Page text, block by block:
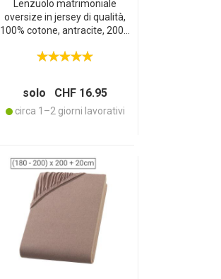
Lenzuolo matrimoniale
oversize in jersey di qualità,
100% cotone, antracite, 200 x
solo CHF 16.95
circa 1–2 giorni lavorativi